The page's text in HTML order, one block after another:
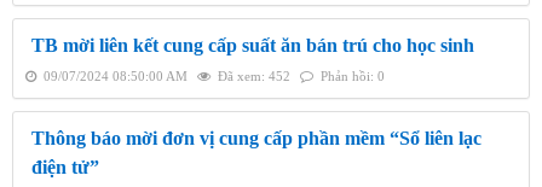
TB mời liên kết cung cấp suất ăn bán trú cho học sinh
09/07/2024 08:50:00 AM Đã xem: 452 Phản hồi: 0
Thông báo mời đơn vị cung cấp phần mềm “Sổ liên lạc
điện tử”